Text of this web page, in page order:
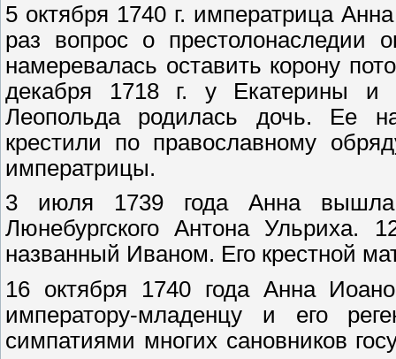
5 октября 1740 г. императрица
раз вопрос о престолонаследии
намеревалась оставить корону
декабря 1718 г. у Екатерины и
Леопольда родилась дочь. Ее
крестили по православному
императрицы.
3 июля 1739 года Анна вышла
Люнебургского Антона Ульриха.
названный Иваном. Его крестной
16 октября 1740 года Анна
императору-младенцу и его
симпатиями многих сановников